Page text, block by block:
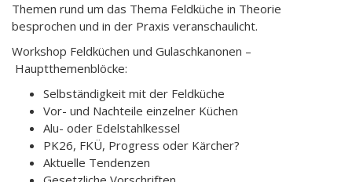
Themen rund um das Thema Feldküche in Theorie
besprochen und in der Praxis veranschaulicht.
Workshop Feldküchen und Gulaschkanonen –
Hauptthemenblöcke:
Selbständigkeit mit der Feldküche
Vor- und Nachteile einzelner Küchen
Alu- oder Edelstahlkessel
PK26, FKÜ, Progress oder Kärcher?
Aktuelle Tendenzen